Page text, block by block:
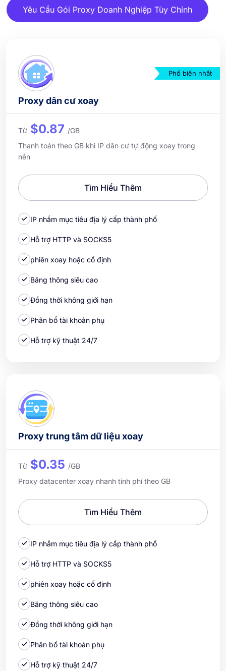
Yêu Cầu Gói Proxy Doanh Nghiệp Tùy Chỉnh
Phổ biến nhất
Proxy dân cư xoay
Từ $0.87 /GB
Thanh toán theo GB khi IP dân cư tự động xoay trong
nền
Tìm Hiểu Thêm
IP nhắm mục tiêu địa lý cấp thành phố
Hỗ trợ HTTP và SOCKS5
phiên xoay hoặc cố định
Băng thông siêu cao
Đồng thời không giới hạn
Phân bổ tài khoản phụ
Hỗ trợ kỹ thuật 24/7
Proxy trung tâm dữ liệu xoay
Từ $0.35 /GB
Proxy datacenter xoay nhanh tính phí theo GB
Tìm Hiểu Thêm
IP nhắm mục tiêu địa lý cấp thành phố
Hỗ trợ HTTP và SOCKS5
phiên xoay hoặc cố định
Băng thông siêu cao
Đồng thời không giới hạn
Phân bổ tài khoản phụ
Hỗ trợ kỹ thuật 24/7